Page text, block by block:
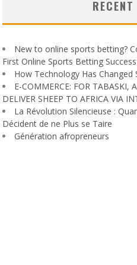
New to online sports betting?
First Online Sports Betting
How Technology Has Changed
E-COMMERCE: FOR TABASKI,
DELIVER SHEEP TO AFRICA VIA
La Révolution Silencieuse :
Décident de ne Plus se Taire
Génération afropreneurs